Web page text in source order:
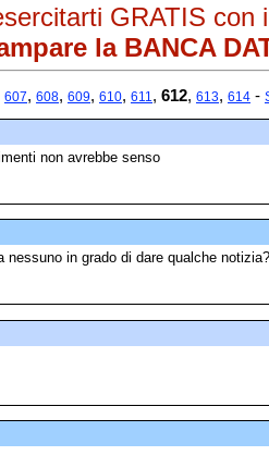
GRATIS
la BANCA
607, 608, 609, 610, 611 , 612, 613, 614 -
non avrebbe senso
nessuno in grado di dare qualche